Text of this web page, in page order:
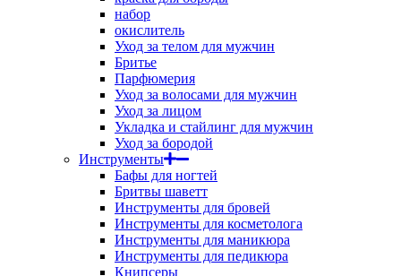
набор
окислитель
Уход за телом для мужчин
Бритье
Парфюмерия
Уход за волосами для мужчин
Уход за лицом
Укладка и стайлинг для мужчин
Уход за бородой
Инструменты
Бафы для ногтей
Бритвы шаветт
Инструменты для бровей
Инструменты для косметолога
Инструменты для маникюра
Инструменты для педикюра
Книпсеры